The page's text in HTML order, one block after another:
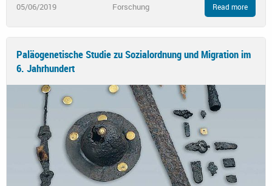
05/06/2019 Forschung Read more
Paläogenetische Studie zu Sozialordnung und Migration im
6. Jahrhundert